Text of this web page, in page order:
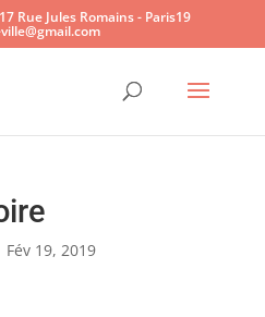
Ouvrir
Rue Jules Romains - Paris19
Fév 19, 2019